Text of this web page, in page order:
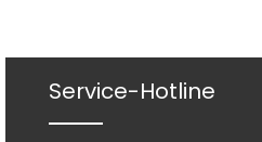
Service-Hotline